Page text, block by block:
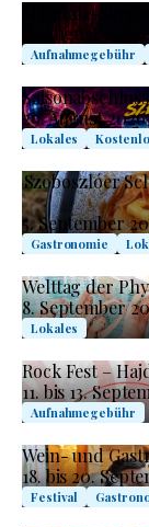
Mandala-
27. August 2026 –
Aufnahmegebühr
29. August 2026
Lokales
Szoboszlóer
5. September
Gastronomie
Welttag der
8. September
Lokales
Rock Fest –
11. bis 13.
Aufnahmegebühr
Wein- und
18. bis 20.
Festival